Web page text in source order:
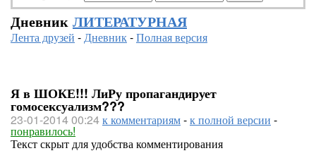
Дневник ЛИТЕРАТУРНАЯ
Лента друзей -Дневник-Полная версия
Я в ШОКЕ!!! ЛиРу пропагандирует
гомосексуализм???
23-01-2014 00:24к комментариям-к полной версии -
понравилось!
Текст скрыт для удобства комментирования